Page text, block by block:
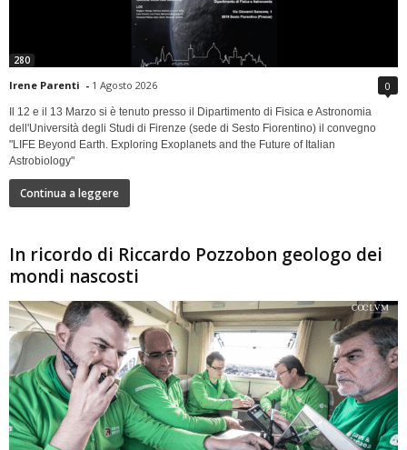
280
Irene Parenti - 1 Agosto 2026 0
Il 12 e il 13 Marzo si è tenuto presso il Dipartimento di Fisica e Astronomia
dell'Università degli Studi di Firenze (sede di Sesto Fiorentino) il convegno
"LIFE Beyond Earth. Exploring Exoplanets and the Future of Italian
Astrobiology"
Continua a leggere
In ricordo di Riccardo Pozzobon geologo dei
mondi nascosti